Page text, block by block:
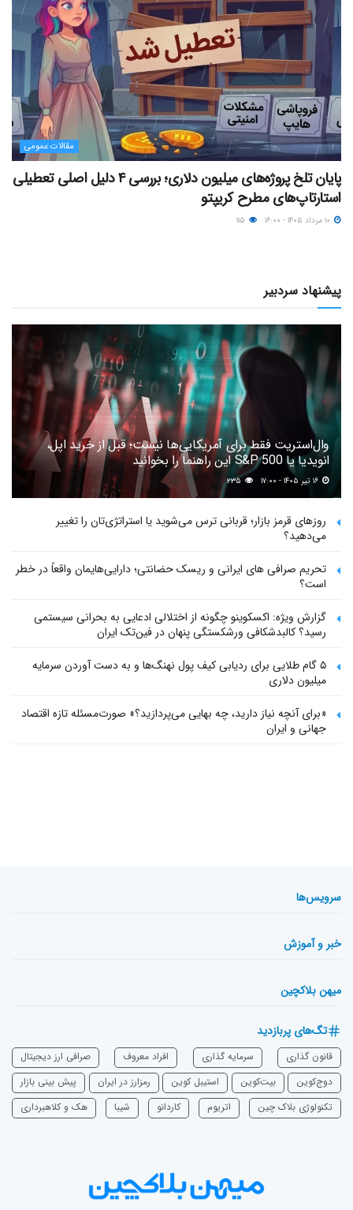
مقالات عمومی
پایان تلخ پروژه‌های میلیون دلاری؛ بررسی ۴ دلیل اصلی تعطیلی
استارتاپ‌های مطرح کریپتو
پیشنهاد سردبیر
وال‌استریت فقط برای آمریکایی‌ها نیست؛ قبل از خرید اپل،
انویدیا یا S&P 500 این راهنما را بخوانید
۲۳۵
روزهای قرمز بازار؛ قربانی ترس می‌شوید یا استراتژی‌تان را تغییر
می‌دهید؟
تحریم صرافی های ایرانی و ریسک حضانتی؛ دارایی‌هایمان واقعاً در خطر
است؟
گزارش ویژه: اکسکوینو چگونه از اختلالی ادعایی به بحرانی سیستمی
رسید؟ کالبدشکافی ورشکستگی پنهان در فین‌تک ایران
۵ گام طلایی برای ردیابی کیف پول‌ نهنگ‌ها و به دست آوردن سرمایه
میلیون دلاری
«برای آنچه نیاز دارید، چه بهایی می‌پردازید؟» صورت‌مسئله تازه اقتصاد
جهانی و ایران
سرویس‌ها
خبر و آموزش
میهن بلاکچین
تگ‌های پربازدید
قانون گذاری سرمایه‌ گذاری افراد معروف
صرافی ارز دیجیتال
دوج‌کوین
بیت‌کوین استیبل کوین رمزارز در ایران
پیش بینی بازار
تکنولوژی بلاک چین
اتریوم ‌کاردانو شیبا هک و کلاهبرداری